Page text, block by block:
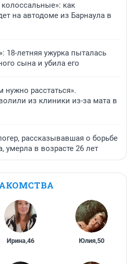
как
на автодоме из Барнаула в
18-летняя ужурка пыталась
сына и убила его
нужно расстаться».
из клиники из-за мата в
рассказывавшая о борьбе
умерла в возрасте 26 лет
Ирина,46 Юлия,50